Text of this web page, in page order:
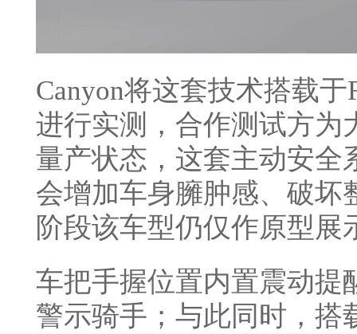
Canyon将这套技术搭载
进行实测，合作测试方为
量产状态，这套主动安全
会增加车身臃肿感、破坏
阶段该车型仍仅作原型展
车把手握位置内置震动提
警示骑手；与此同时，搭